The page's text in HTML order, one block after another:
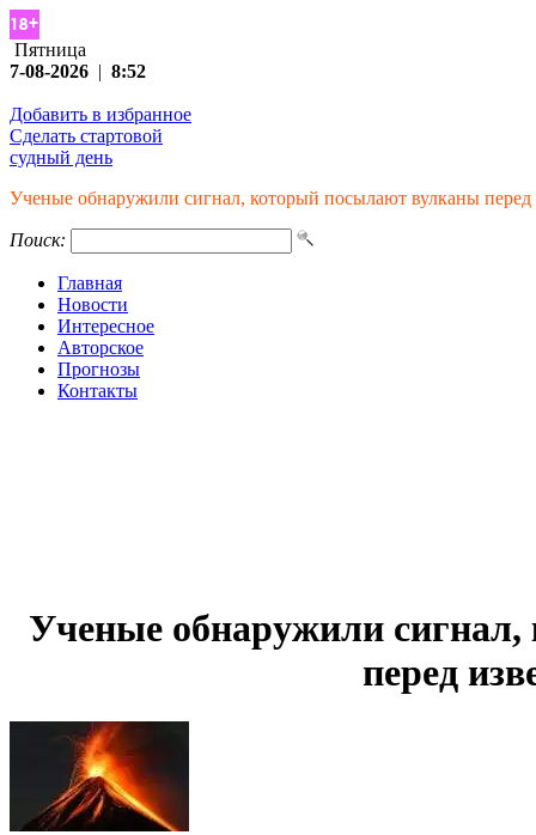
Пятница
7-08-2026 | 8:52
Добавить в избранное
Сделать стартовой
судный день
Ученые обнаружили сигнал, который посылают вулканы
Поиск:
Главная
Новости
Интересное
Авторское
Прогнозы
Контакты
Ученые обнаружили
перед